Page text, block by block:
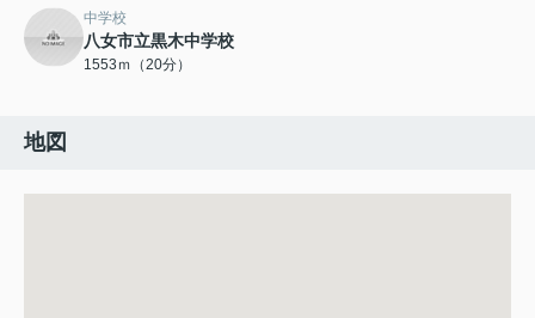
中学校
八女市立黒木中学校
1553ｍ（20分）
地図